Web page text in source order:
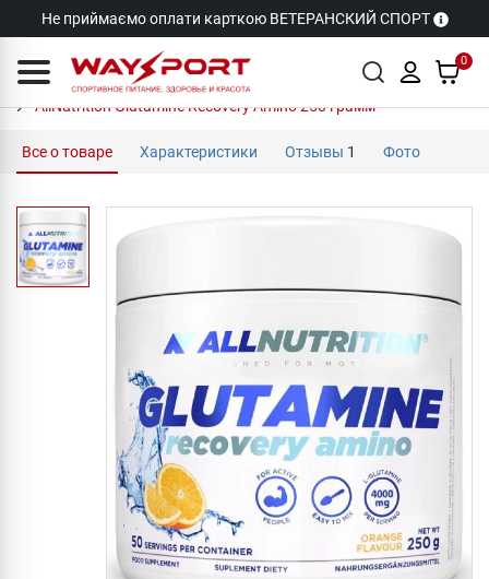
Не приймаємо оплати карткою ВЕТЕРАНСКИЙ СПОРТ
0
AllNutrition Glutamine Recovery Amino 250 грамм
Все о товаре Характеристики Отзывы 1 Фото